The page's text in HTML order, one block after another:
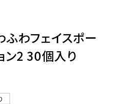
7659
ふわフェイスポー
ン2 30個入り